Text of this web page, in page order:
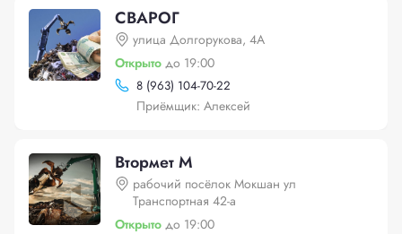
СВАРОГ
улица Долгорукова, 4А
Открыто до 19:00
8 (963) 104-70-22
Приёмщик: Алексей
Втормет М
рабочий посёлок Мокшан ул
Транспортная 42-а
Открыто до 19:00